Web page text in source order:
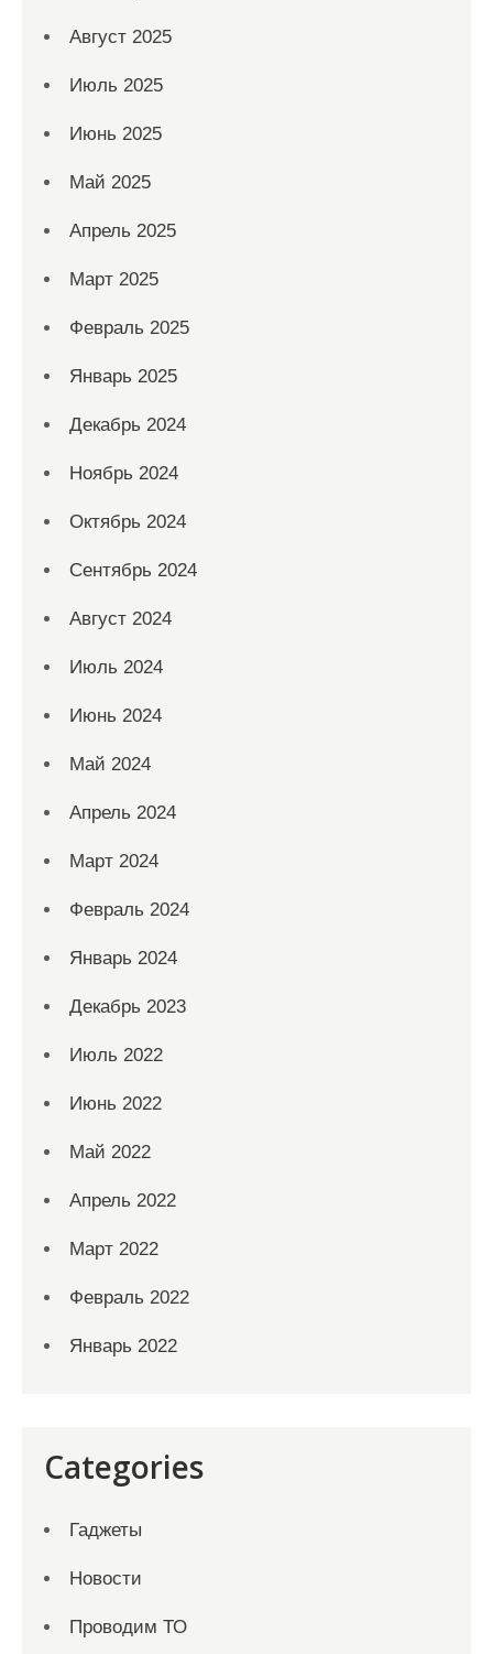
Август 2025
Июль 2025
Июнь 2025
Май 2025
Апрель 2025
Март 2025
Февраль 2025
Январь 2025
Декабрь 2024
Ноябрь 2024
Октябрь 2024
Сентябрь 2024
Август 2024
Июль 2024
Июнь 2024
Май 2024
Апрель 2024
Март 2024
Февраль 2024
Январь 2024
Декабрь 2023
Июль 2022
Июнь 2022
Май 2022
Апрель 2022
Март 2022
Февраль 2022
Январь 2022
Categories
Гаджеты
Новости
Проводим ТО